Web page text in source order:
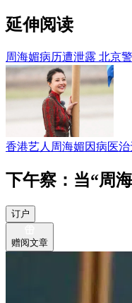
延伸阅读
周海媚病历遭泄露 北京
香港艺人周海媚因病医
下午察：当“周
订户
赠阅文章